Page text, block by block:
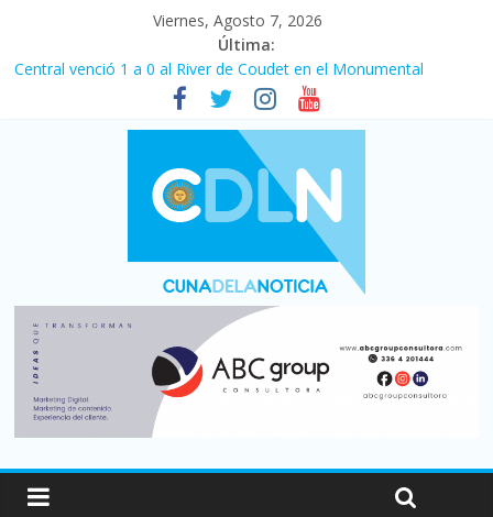
Viernes, Agosto 7, 2026
Última:
Central venció 1 a 0 al River de Coudet en el Monumental
La morosidad alcanzó su nivel más alto en dos décadas y ya
afecta a 400 mil deudores en Santa Fe
Desde que asumió Milei cerraron 41.000 kioscos: el sector
denuncia crisis como en 2001
Vacaciones de invierno con más movimiento y consumo
turístico: 4,6 millones de personas viajaron por el país, un 5,9%
Fuerte caída de la venta de autos usados en julio: bajó un 12,6%